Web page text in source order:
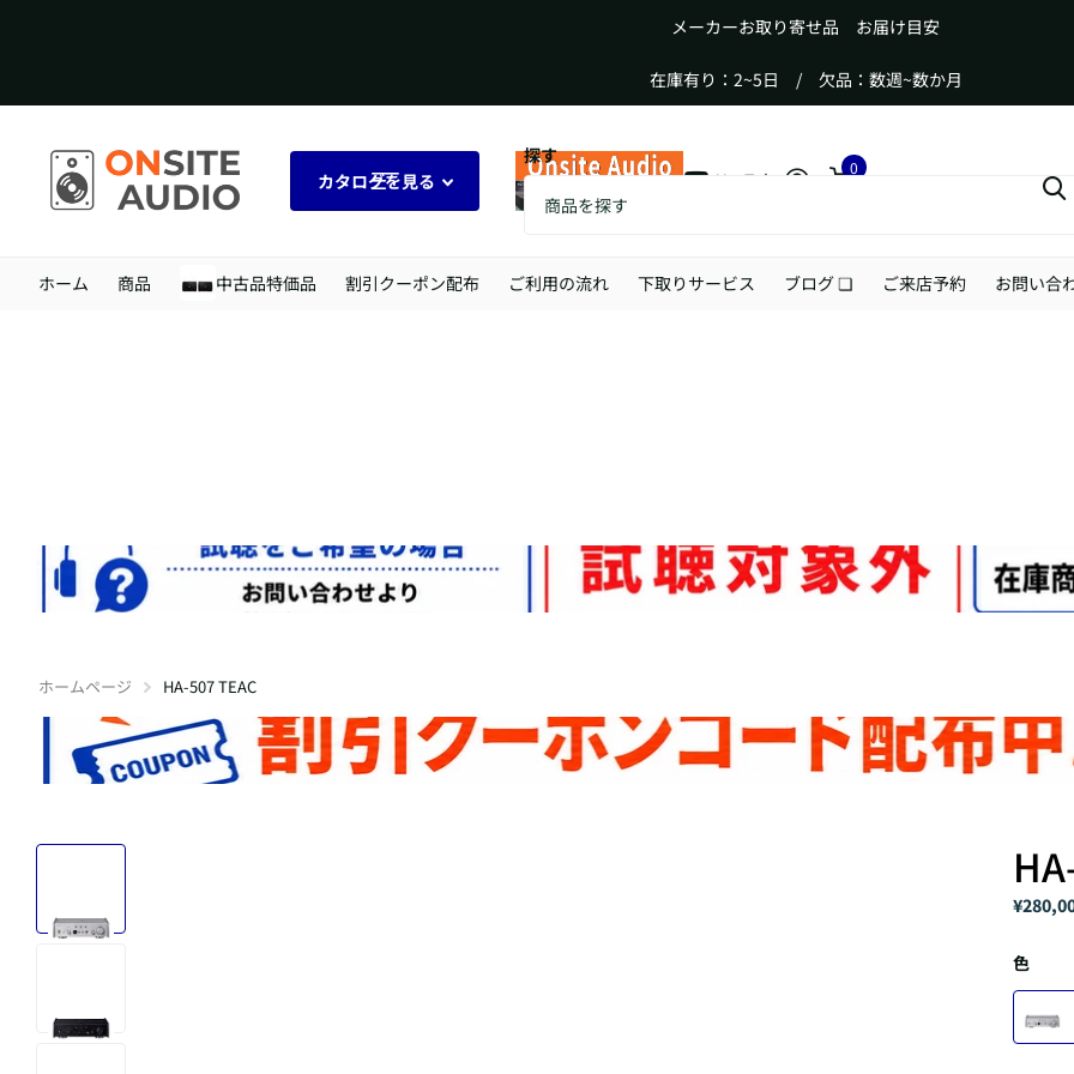
メーカーお取り寄せ品 お届け目安
在庫有り：2~5日 / 欠品：数週~数か月
カタログを見る
探す
YouTube
カート
0
ホーム 商品 中古品特価品 割引クーポン配布 ご利用の流れ 下取りサービス ブログ ❏ ご来店予約 お問い合
ホームページ HA-507 TEAC
色